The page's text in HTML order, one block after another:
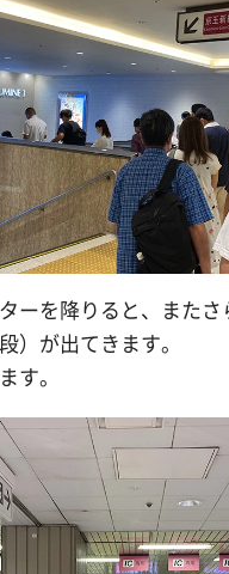
ーを降りると、また
）が出てきます。
す。